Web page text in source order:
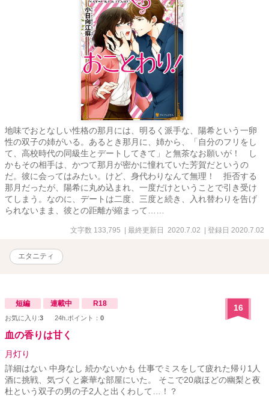
地味でおとなしい性格の那月には、明るく派手な、陽希という一卵
性の双子の姉がいる。あるとき那月に、姉から、「自分のフリをし
て、高校時代の同級生とデートしてきて」と無茶なお願いが！ し
かもその相手は、かつて那月が密かに憧れていた芳賀だというの
だ。彼に会ってはみたい。けど、身代わりなんて無理！ 拒否する
那月だったが、陽希に丸め込まれ、一度だけということで引き受け
てしまう。なのに、デートは二度、三度と続き、入れ替わりを告げ
られないまま、彼との距離が縮まって……
文字数 133,795 | 最終更新日 2020.7.02 | 登録日 2020.7.02
エタニティ
短編 連載中 R18
お気に入り:3 24h.ポイント： 0
16
血の香りは甘く
月灯り
詳細はない 中身なし 続かないかも 仕事でミスをして疲れた帰り1人
酒に挑戦、気づくと豪華な部屋にいた。 そこで20歳ほどの幽梨と夜
杜という双子の男の子2人と出くわして…！？